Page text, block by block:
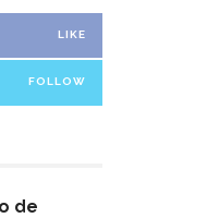
LIKE
FOLLOW
de